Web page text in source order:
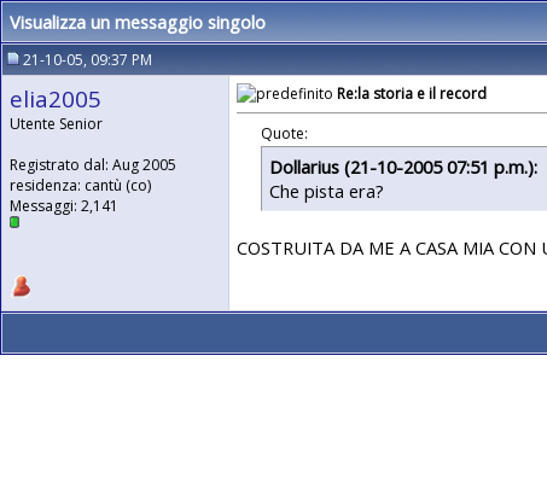
Visualizza un messaggio singolo
21-10-05, 09:37 PM
elia2005
Utente Senior
Registrato dal: Aug 2005
residenza: cantù (co)
Messaggi: 2,141
Re:la storia e il record
Quote:
Dollarius (21-10-2005 07:51 p.m.):
Che pista era?
COSTRUITA DA ME A CASA MIA